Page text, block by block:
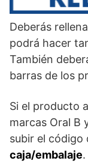
Deberás
podrá hacer
También
barras de los
Si el producto
marcas Oral B
subir el código
caja/embalaje.